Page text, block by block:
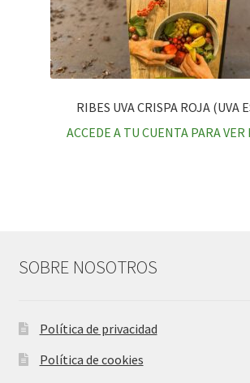
RIBES UVA CRISPA ROJA (UVA
ACCEDE A TU CUENTA PARA VER
SOBRE NOSOTROS
Política de privacidad
Política de cookies